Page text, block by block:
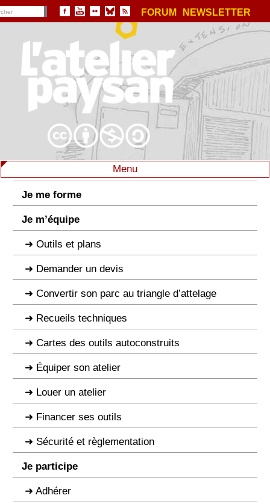
FORUM NEWSLETTER
Menu
Je me forme
Je m’équipe
Outils et plans
Demander un devis
Convertir son parc au triangle d’attelage
Recueils techniques
Cartes des outils autoconstruits
Équiper son atelier
Louer un atelier
Financer ses outils
Sécurité et règlementation
Je participe
Adhérer